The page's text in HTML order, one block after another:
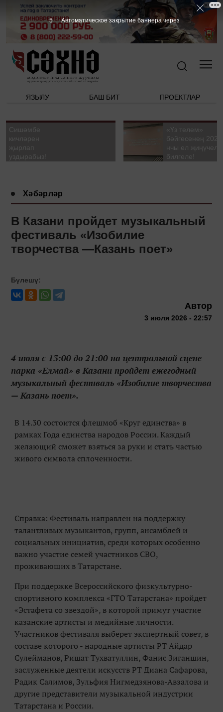
ЯЗЫЛУ БАШ БИТ ПРОЕКТЛАР
Сишәмбе
кичләрен
җырлап
уздырабыз!
«Үз телем»
бәйгесенең 2026
нчы ел
билгеле!
Хәбәрләр
В Казани пройдет музыкальный
фестиваль «Изобилие
творчества —Казань поет»
Бүлешү:
Автор
3 июля 2026 - 22:57
4 июля с 13:00 до 21:00 на центральной сцене
парка «Елмай» в Казани пройдет ежегодный
музыкальный фестиваль «Изобилие творчества
— Казань поет».
В 14.30 состоится флешмоб «Круг единства» в
рамках Года единства народов России. Каждый
желающий сможет взяться за руки и стать частью
живого символа сплоченности.
Справка: Фестиваль направлен на поддержку
талантливых музыкантов, групп, ансамблей и
социальных инициатив, среди которых особенно
важно участие семей участников СВО,
проживающих в Татарстане.
При поддержке Всероссийского физкультурно-
спортивного комплекса «ГТО Татарстана» пройдет
«Эстафета со звездой», в которой примут участие
казанские артисты и медийные личности.
Участников фестиваля выберет экспертный совет, в
составе которого - народные артисты РТ Айдар
Сулейманов, Ришат Тухватуллин, Фанис Зиганшин,
заслуженные деятели искусств РТ Диана Сафарова,
Радик Салимов, Зульфия Нигмедзянова-Авзалова и
другие представители музыкальной индустрии
Татарстана и России.
4 Автоматическое закрытие баннера через